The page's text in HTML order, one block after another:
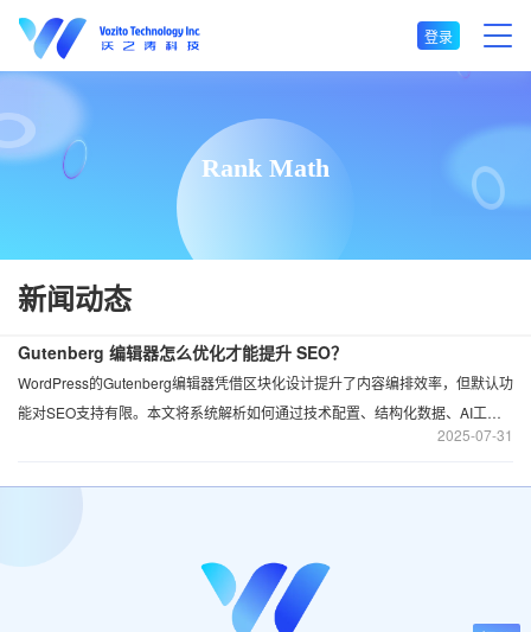
登录
Rank Math
新闻动态
07-31
2025
Gutenberg 编辑器怎么优化才能提升 SEO？
WordPress的Gutenberg编辑器凭借区块化设计提升了内容编排效率，但默认功
能对SEO支持有限。本文将系统解析如何通过技术配置、结构化数据、AI工具